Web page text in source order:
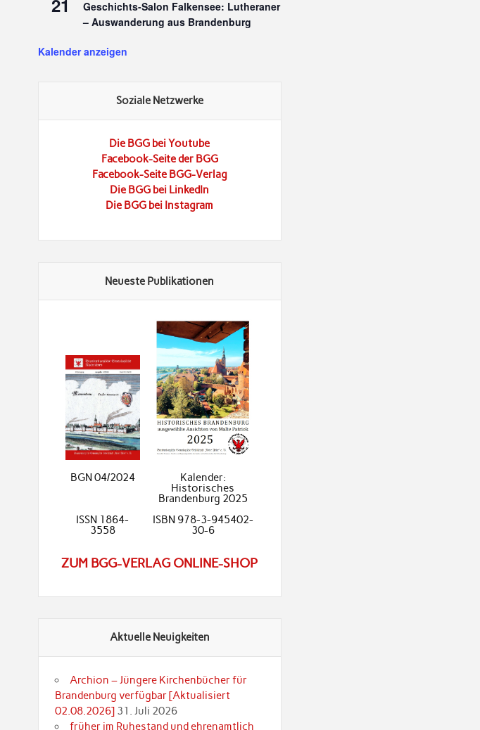
21
Geschichts-Salon Falkensee: Lutheraner
– Auswanderung aus Brandenburg
Kalender anzeigen
Soziale Netzwerke
Die BGG bei Youtube
Facebook-Seite der BGG
Facebook-Seite BGG-Verlag
Die BGG bei LinkedIn
Die BGG bei Instagram
Neueste Publikationen
BGN 04/2024
Kalender:
Historisches
Brandenburg 2025
ISSN 1864-
3558
ISBN 978-3-945402-
30-6
ZUM BGG-VERLAG ONLINE-SHOP
Aktuelle Neuigkeiten
Archion – Jüngere Kirchenbücher für
Brandenburg verfügbar [Aktualisiert
02.08.2026] 31. Juli 2026
früher im Ruhestand und ehrenamtlich